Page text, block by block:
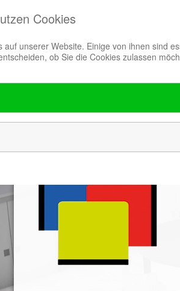
Cookies
auf unserer Website. Einige von ihnen sind
ob Sie die Cookies zulassen